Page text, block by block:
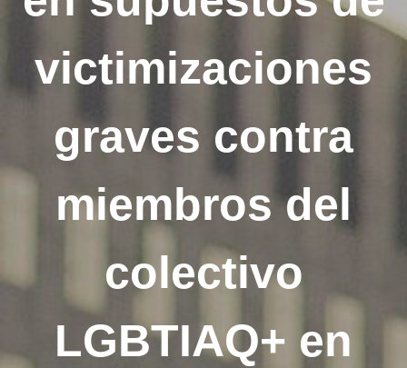
victimizaciones
graves contra
miembros del
colectivo
LGBTIAQ+ en